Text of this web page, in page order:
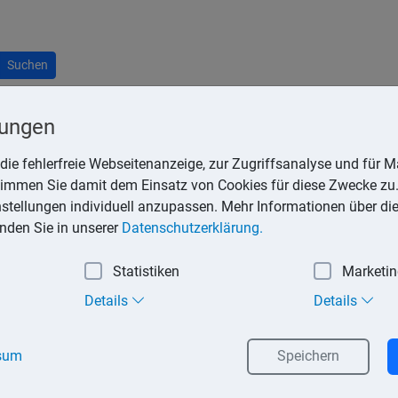
Suchen
und Erhaltung von Einnahmen. Sie können beim Erwerb
Im Rahmen der jährlichen
Einnahmen der jeweiligen Einkunftsart.
Einkünften (zum Beispiel Renten) können alternativ
Pauschbetrag genannt) bei den Einkünften aus
von 102,00 € zu Verfügung. Die Pauschbeträge sollten
fehlerfreie Webseitenanzeige, zur Zugriffsanalyse und für
Sie damit dem Einsatz von Cookies für diese Zwecke
individuell anzupassen. Mehr Informationen über
Sie in unserer Datenschutzerklärung.
Statistiken
Details Details
Speichern